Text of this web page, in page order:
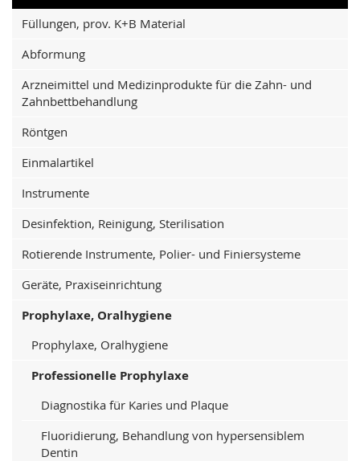
Füllungen, prov. K+B Material
Abformung
Arzneimittel und Medizinprodukte für die Zahn- und
Zahnbettbehandlung
Röntgen
Einmalartikel
Instrumente
Desinfektion, Reinigung, Sterilisation
Rotierende Instrumente, Polier- und Finiersysteme
Geräte, Praxiseinrichtung
Prophylaxe, Oralhygiene
Prophylaxe, Oralhygiene
Professionelle Prophylaxe
Diagnostika für Karies und Plaque
Fluoridierung, Behandlung von hypersensiblem
Dentin